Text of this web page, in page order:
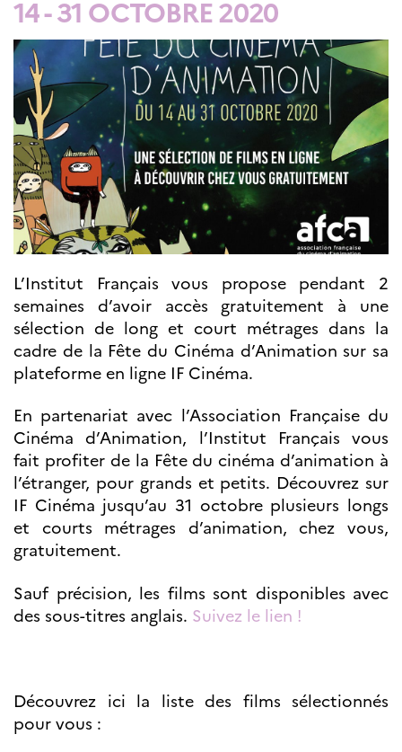
Septentrionales
ÉDUCATION ET
LANGUE
FRANÇAISE
Apprendre le
français en
France
Promotion de la
langue
française
Francophonie
Visite de classes
Certifications
Coopération
éducative
Lycées en France
Assistants de langue
française et
Partenaires
Formation des
enseignants
Séminaires et
formations
Ressources
pédagogiques
Étudiants,
doctorants et
post-
Norvège en voyage en
France
14 - 31 OCTOBRE 2020
L’Institut Français vous propose pendant 2
semaines d’avoir accès gratuitement à une
sélection de long et court métrages dans la
cadre de la Fête du Cinéma d’Animation sur sa
plateforme en ligne IF Cinéma.
En partenariat avec l’Association Française du
Cinéma d’Animation, l’Institut Français vous
fait profiter de la Fête du cinéma d’animation à
l’étranger, pour grands et petits. Découvrez sur
IF Cinéma jusqu’au 31 octobre plusieurs longs
et courts métrages d’animation, chez vous,
gratuitement.
Sauf précision, les films sont disponibles avec
des sous-titres anglais. Suivez le lien !
Découvrez ici la liste des films sélectionnés
pour vous :